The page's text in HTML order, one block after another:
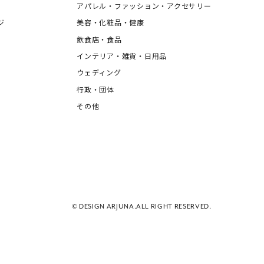
アパレル・ファッション・アクセサリー
美容・化粧品・健康
飲食店・食品
インテリア・雑貨・日用品
ウェディング
行政・団体
その他
© DESIGN ARJUNA.ALL RIGHT RESERVED.